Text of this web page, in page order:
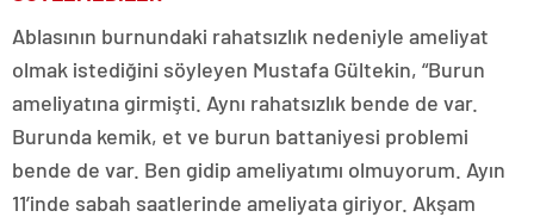
Ablasının burnundaki rahatsızlık nedeniyle ameliyat
olmak istediğini söyleyen Mustafa Gültekin, “Burun
ameliyatına girmişti. Aynı rahatsızlık bende de var.
Burunda kemik, et ve burun battaniyesi problemi
bende de var. Ben gidip ameliyatımı olmuyorum. Ayın
11’inde sabah saatlerinde ameliyata giriyor. Akşam